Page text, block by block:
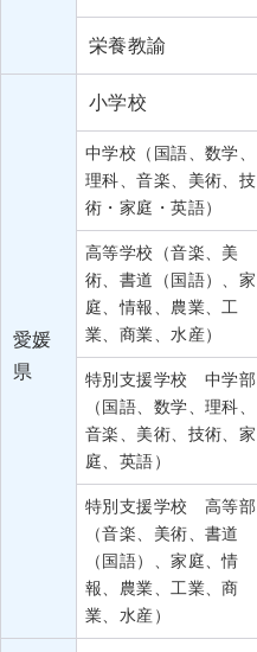
栄養教諭
愛媛
県
小学校
中学校（国語、数学、
理科、音楽、美術、技
術・家庭・英語）
高等学校（音楽、美
術、書道（国語）、家
庭、情報、農業、工
業、商業、水産）
特別支援学校 中学部
（国語、数学、理科、
音楽、美術、技術、家
庭、英語）
特別支援学校 高等部
（音楽、美術、書道
（国語）、家庭、情
報、農業、工業、商
業、水産）